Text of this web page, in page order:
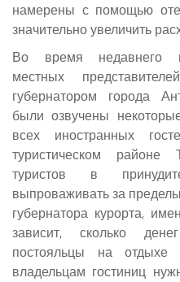
намерены с помощью
значительно увеличить
Во время недавнего
местных
губернатором города
были озвучены
всех иностранных
туристическом районе
туристов в
выпроваживать за
губернатора курорта,
зависит, сколько
постояльцы на
владельцам гостиниц